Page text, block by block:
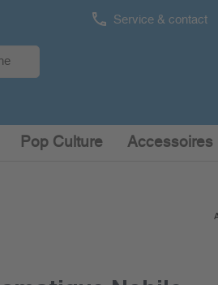
Service & contact
Pop Culture Accessoires